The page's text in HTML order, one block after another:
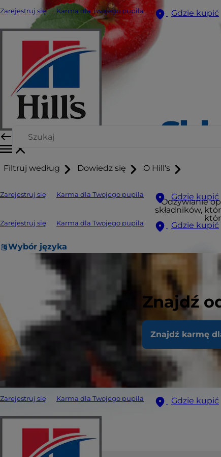
Zarejestruj się Karma dla Twojego pupila Gdzie kupić
Filtruj według Dowiedz się O Hill's
Zarejestruj się Karma dla Twojego pupila Gdzie kupić
Zarejestruj się Karma dla Twojego pupila Gdzie kupić
Wybór języka
Znajdź
Znajdź karmę
Zarejestruj się Karma dla Twojego pupila Gdzie kupić
Odżywianie
składników,